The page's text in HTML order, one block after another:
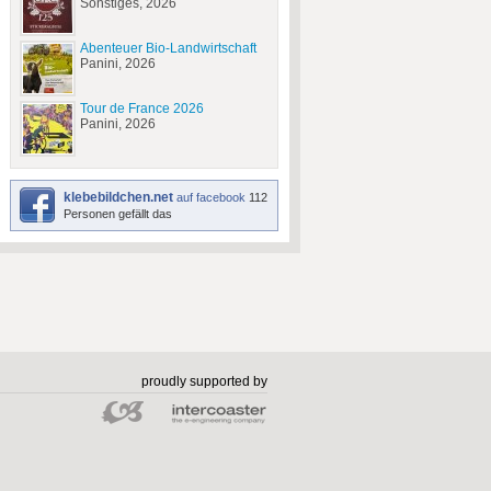
Sonstiges, 2026
Abenteuer Bio-Landwirtschaft
Panini, 2026
Tour de France 2026
Panini, 2026
klebebildchen.netauf facebook 112
Personen gefällt das
proudly supported by